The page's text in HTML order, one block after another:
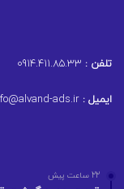
تلفن :
ایمیل :
22 ساعت پیش